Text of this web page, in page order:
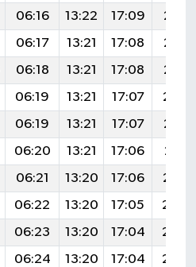
06:16 13:22 17:09
20:17
06:17 13:21 17:08
20:16
06:18 13:21 17:08
20:15
06:19 13:21 17:07
06:19 13:21 17:07
20:12
06:20 13:21 17:06
20:11
06:21 13:20 17:06
06:22 13:20 17:05
06:23 13:20 17:04
06:24 13:20 17:04